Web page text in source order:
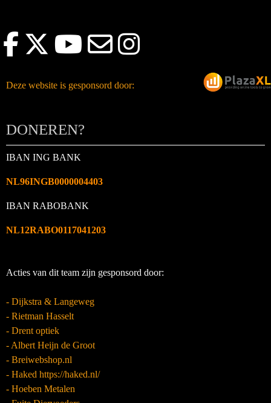
Deze website is gesponsord door:
DONEREN?
IBAN ING BANK
NL96INGB0000004403
IBAN RABOBANK
NL12RABO0117041203
Acties van dit team zijn gesponsord door:
- Dijkstra & Langeweg
- Rietman Hasselt
- Drent optiek
- Albert Heijn de Groot
- Breiwebshop.nl
- Haked https://haked.nl/
- Hoeben Metalen